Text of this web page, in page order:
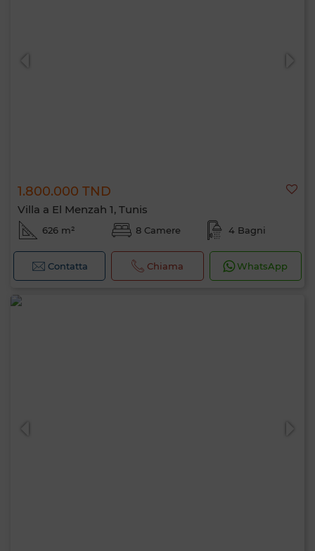
1.800.000 TND
Villa a El Menzah 1, Tunis
626 m² 8 Camere 4 Bagni
Contatta Chiama WhatsApp